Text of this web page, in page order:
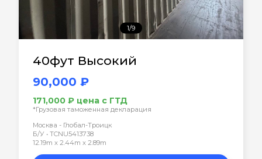
1/9
40фут Высокий
90,000 ₽
171,000 ₽ цена с ГТД
*Грузовая таможенная декларация
Москва - Глобал-Троицк
Б/У • TCNU5413738
12.19m x 2.44m x 2.89m